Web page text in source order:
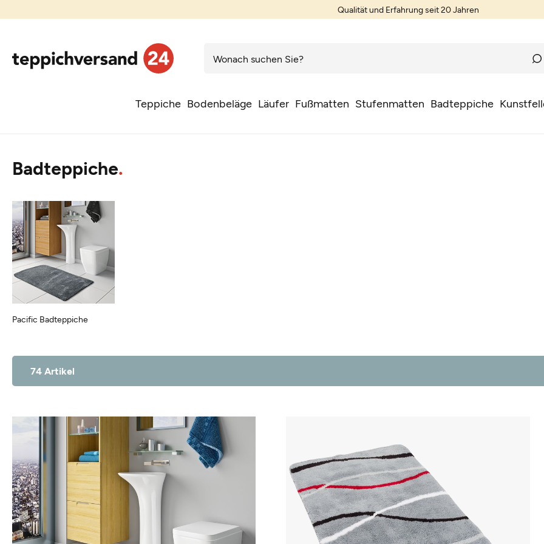
Qualität und Erfahrung seit 20 Jahren
Teppiche Bodenbeläge Läufer Fußmatten Stufenmatten Badteppiche
Badteppiche
Pacific Badteppiche
74 Artikel